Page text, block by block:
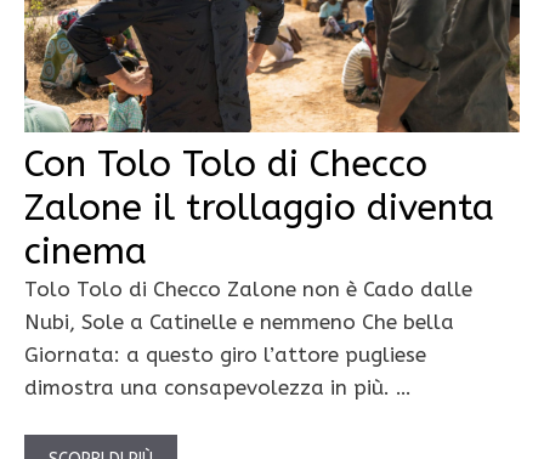
Con Tolo Tolo di Checco
Zalone il trollaggio diventa
cinema
Tolo Tolo di Checco Zalone non è Cado dalle
Nubi, Sole a Catinelle e nemmeno Che bella
Giornata: a questo giro l’attore pugliese
dimostra una consapevolezza in più. …